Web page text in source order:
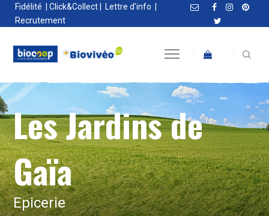
Fidélité |Click&Collect Lettre d'info
Recrutement
Les Jardins de
Gaïa
Epicerie